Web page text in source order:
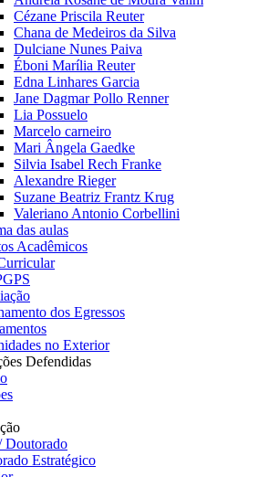
Cézane Priscila Reuter
Chana de Medeiros da Silva
Dulciane Nunes Paiva
Éboni Marília Reuter
Edna Linhares Garcia
Jane Dagmar Pollo Renner
Lia Possuelo
Marcelo carneiro
Mari Ângela Gaedke
Silvia Isabel Rech Franke
Alexandre Rieger
Suzane Beatriz Frantz Krug
Valeriano Antonio Corbellini
das aulas
Acadêmicos
dos Egressos
no Exterior
Defendidas
Doutorado
Estratégico